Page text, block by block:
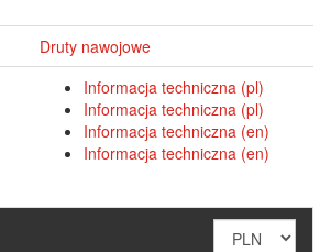
Druty nawojowe
Informacja techniczna (pl)
Informacja techniczna (pl)
Informacja techniczna (en)
Informacja techniczna (en)